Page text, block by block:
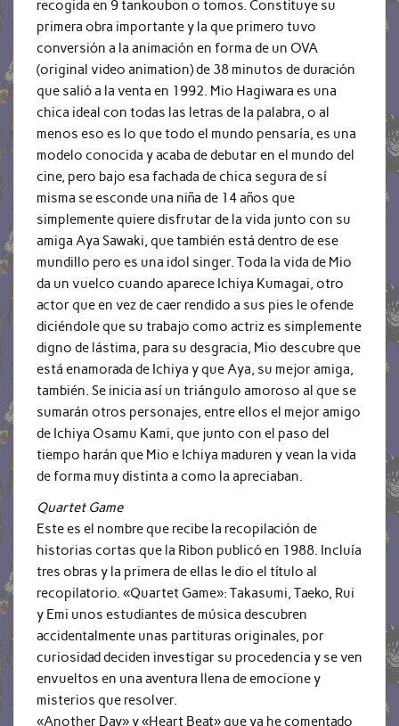
recogida en 9 tankoubon o tomos. Constituye su
primera obra importante y la que primero tuvo
conversión a la animación en forma de un OVA
(original video animation) de 38 minutos de duración
que salió a la venta en 1992. Mio Hagiwara es una
chica ideal con todas las letras de la palabra, o al
menos eso es lo que todo el mundo pensaría, es una
modelo conocida y acaba de debutar en el mundo del
cine, pero bajo esa fachada de chica segura de sí
misma se esconde una niña de 14 años que
simplemente quiere disfrutar de la vida junto con su
amiga Aya Sawaki, que también está dentro de ese
mundillo pero es una idol singer. Toda la vida de Mio
da un vuelco cuando aparece Ichiya Kumagai, otro
actor que en vez de caer rendido a sus pies le ofende
diciéndole que su trabajo como actriz es simplemente
digno de lástima, para su desgracia, Mio descubre que
está enamorada de Ichiya y que Aya, su mejor amiga,
también. Se inicia así un triángulo amoroso al que se
sumarán otros personajes, entre ellos el mejor amigo
de Ichiya Osamu Kami, que junto con el paso del
tiempo harán que Mio e Ichiya maduren y vean la vida
de forma muy distinta a como la apreciaban.
Quartet Game
Este es el nombre que recibe la recopilación de
historias cortas que la Ribon publicó en 1988. Incluía
tres obras y la primera de ellas le dio el título al
recopilatorio. «Quartet Game»: Takasumi, Taeko, Rui
y Emi unos estudiantes de música descubren
accidentalmente unas partituras originales, por
curiosidad deciden investigar su procedencia y se ven
envueltos en una aventura llena de emocione y
misterios que resolver.
«Another Day» y «Heart Beat» que ya he comentado